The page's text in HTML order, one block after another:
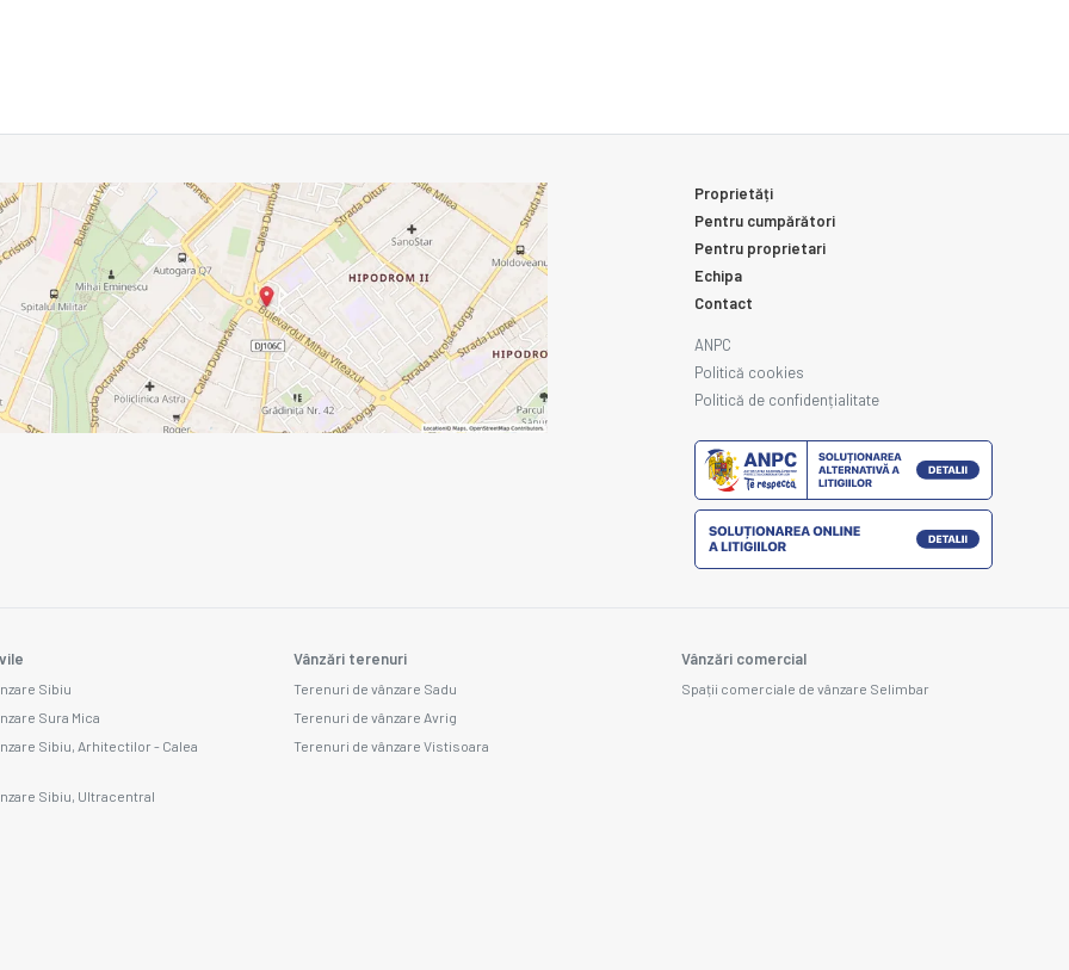
Proprietăți
Pentru cumpărători
Pentru proprietari
Echipa
Contact
ANPC
Politică cookies
Politică de confidențialitate
Sibiu
Sura Mica
Sibiu, Arhitectilor - Calea
Sibiu, Ultracentral
Vânzări terenuri
Terenuri de vânzare Sadu
Terenuri de vânzare Avrig
Terenuri de vânzare Vistisoara
Vânzări comercial
Spații comerciale de vânzare Selimbar